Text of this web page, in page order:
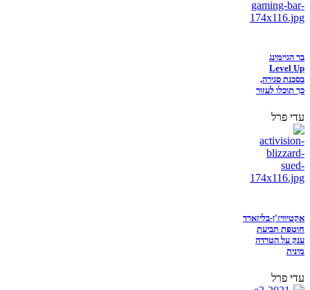
בר הגיימינג
Level Up
בסכנת סגירה,
כך תוכלו לעזור
עדי פרל
אקטיוויז'ן-בליזארד
חוטפת תביעת
ענק על הטרדה
מינית
עדי פרל